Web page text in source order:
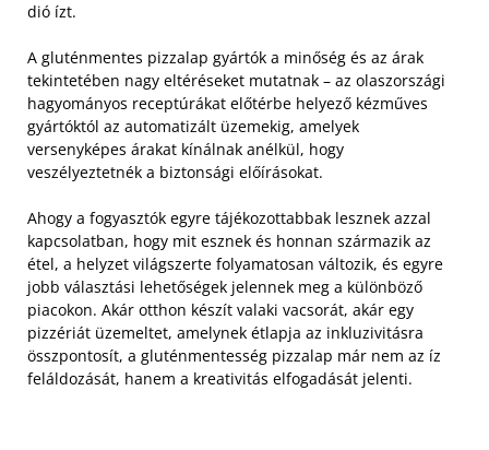
dió ízt.
A gluténmentes pizzalap gyártók a minőség és az árak
tekintetében nagy eltéréseket mutatnak – az olaszországi
hagyományos receptúrákat előtérbe helyező kézműves
gyártóktól az automatizált üzemekig, amelyek
versenyképes árakat kínálnak anélkül, hogy
veszélyeztetnék a biztonsági előírásokat.
Ahogy a fogyasztók egyre tájékozottabbak lesznek azzal
kapcsolatban, hogy mit esznek és honnan származik az
étel, a helyzet világszerte folyamatosan változik, és egyre
jobb választási lehetőségek jelennek meg a különböző
piacokon. Akár otthon készít valaki vacsorát, akár egy
pizzériát üzemeltet, amelynek étlapja az inkluzivitásra
összpontosít, a gluténmentesség pizzalap már nem az íz
feláldozását, hanem a kreativitás elfogadását jelenti.